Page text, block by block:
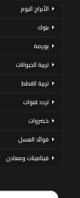
الأبراج اليوم
بنوك
بورصة
تربية الحيوانات
تربية القطط
تردد قنوات
خضروات
فوائد العسل
فيتامينات ومعادن